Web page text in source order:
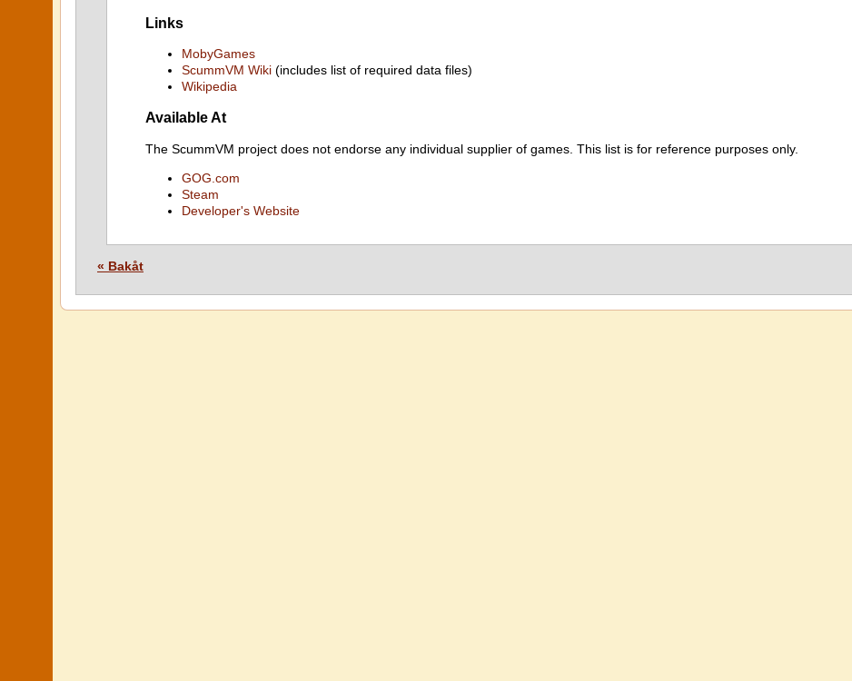
Links
MobyGames
ScummVM Wiki (includes list of required data files)
Wikipedia
Available At
The ScummVM project does not endorse any individual supplier of games. This list is for reference purposes only.
GOG.com
Steam
Developer's Website
« Bakåt